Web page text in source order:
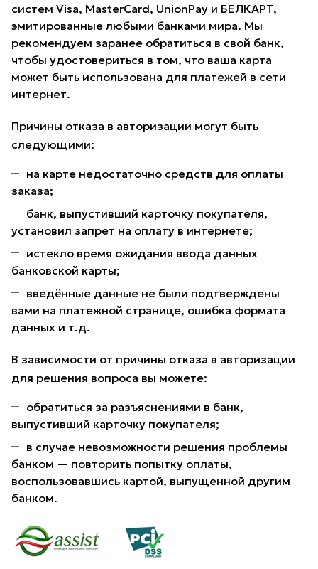
систем Visa, MasterCard, UnionPay и БЕЛКАРТ,
эмитированные любыми банками мира. Мы
рекомендуем заранее обратиться в свой банк,
чтобы удостовериться в том, что ваша карта
может быть использована для платежей в сети
интернет.
Причины отказа в авторизации могут быть
следующими:
на карте недостаточно средств для оплаты
заказа;
банк, выпустивший карточку покупателя,
установил запрет на оплату в интернете;
истекло время ожидания ввода данных
банковской карты;
введённые данные не были подтверждены
вами на платежной странице, ошибка формата
данных и т.д.
В зависимости от причины отказа в авторизации
для решения вопроса вы можете:
обратиться за разъяснениями в банк,
выпустивший карточку покупателя;
в случае невозможности решения проблемы
банком — повторить попытку оплаты,
воспользовавшись картой, выпущенной другим
банком.